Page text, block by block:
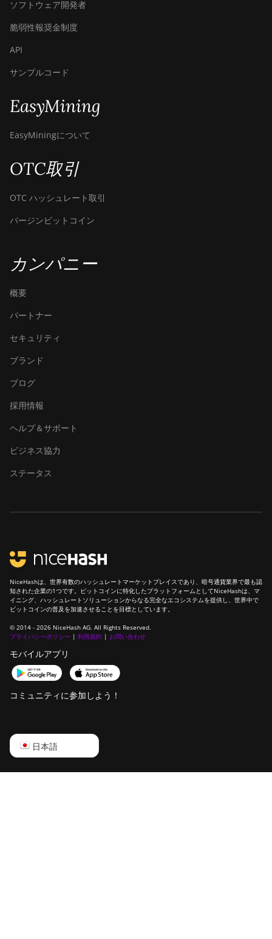
ソフトウェア開発者
脆弱性報奨金制度
API
サンプルコード
EasyMining
EasyMiningについて
OTC取引
OTC ハッシュレート取引
バージンビットコイン
カンパニー
概要
パートナー
セキュリティ
ブランド
ブログ
採用情報
ヘルプ＆サポート
ビジネス協力
ステータス
NiceHashは、世界有数のハッシュレートマーケットプレイスであり、暗号通貨業界で最も認
知された企業の1つです。ビットコインに特化したプラットフォームとしてNiceHashは、マ
イニング、ハッシュレートソリューションからなる完全なエコシステムを提供し、世界中で
ビットコインの普及を加速させることを目標としています。
© 2014 - 2026 NiceHash AG. All Rights Reserved.
プライバシーポリシー | 利用規約 | お問い合わせ
モバイルアプリ
コミュニティに参加しよう！
日本語
English